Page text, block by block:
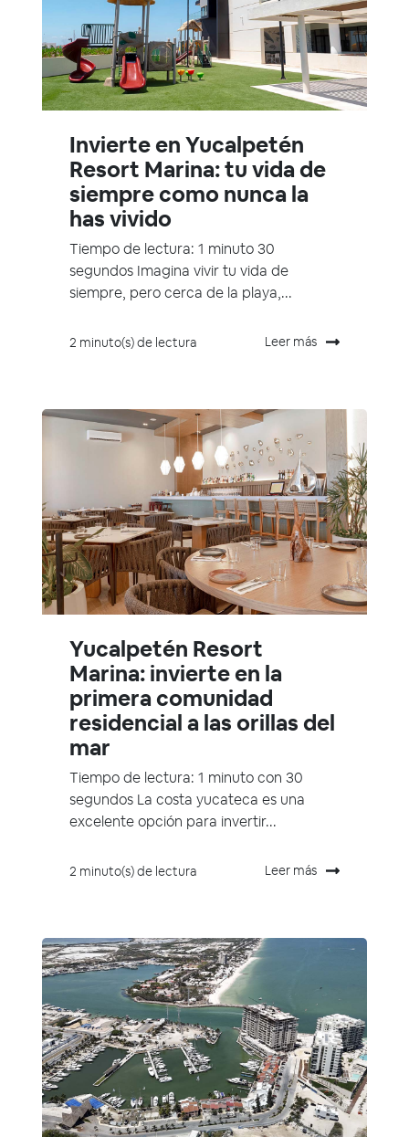
Invierte en Yucalpetén
Resort Marina: tu vida de
siempre como nunca la
has vivido
Tiempo de lectura: 1 minuto 30
segundos Imagina vivir tu vida de
siempre, pero cerca de la playa,...
2 minuto(s) de lectura Leer más
Yucalpetén Resort
Marina: invierte en la
primera comunidad
residencial a las orillas del
mar
Tiempo de lectura: 1 minuto con 30
segundos La costa yucateca es una
excelente opción para invertir...
2 minuto(s) de lectura Leer más